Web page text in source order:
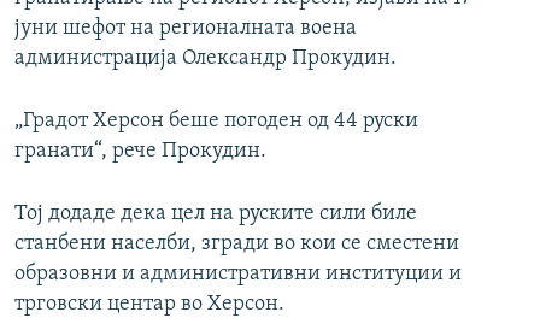
1080p
јуни шефот на регионалната воена
администрација Олександр Прокудин.
„Градот Херсон беше погоден од 44 руски
гранати“, рече Прокудин.
Тој додаде дека цел на руските сили биле
станбени населби, згради во кои се сместени
образовни и административни институции и
трговски центар во Херсон.